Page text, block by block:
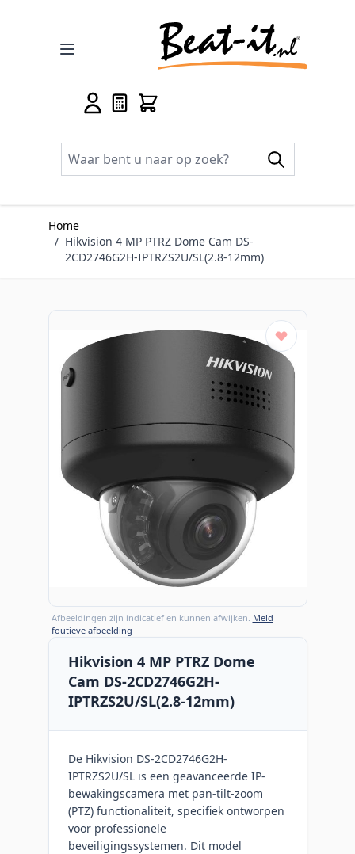
Home
/ Hikvision 4 MP PTRZ Dome Cam DS-
2CD2746G2H-IPTRZS2U/SL(2.8-12mm)
Afbeeldingen zijn indicatief en kunnen afwijken. Meld
foutieve afbeelding
Hikvision 4 MP PTRZ Dome
Cam DS-2CD2746G2H-
IPTRZS2U/SL(2.8-12mm)
De Hikvision DS-2CD2746G2H-
IPTRZS2U/SL is een geavanceerde IP-
bewakingscamera met pan-tilt-zoom
(PTZ) functionaliteit, specifiek ontworpen
voor professionele
beveiligingssystemen. Dit model